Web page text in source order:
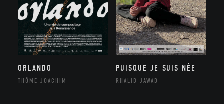
ORLANDO
THÔME JOACHIM
PUISQUE JE SUIS NÉE
RHALIB JAWAD